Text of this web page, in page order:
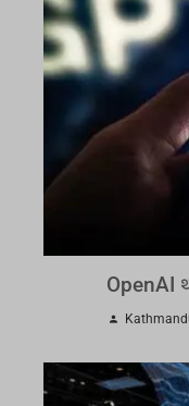
OpenAI